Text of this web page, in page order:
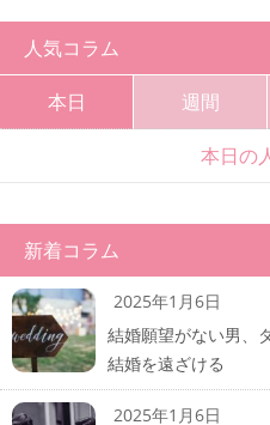
人気コラム
本日 週間
本日の
新着コラム
2025年1月6日
結婚願望がない男、
結婚を遠ざける
2025年1月6日